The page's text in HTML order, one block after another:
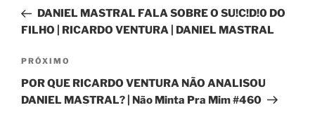
Post
anterior
DANIEL MASTRAL FALA SOBRE O SU!C!D!0 DO
FILHO | RICARDO VENTURA | DANIEL MASTRAL
Próximo
post
PRÓXIMO
POR QUE RICARDO VENTURA NÃO ANALISOU
DANIEL MASTRAL? | Não Minta Pra Mim #460